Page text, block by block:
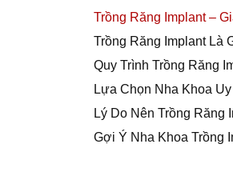
Trồng Răng Implant –
Trồng Răng Implant Là
Quy Trình Trồng Răng
Lựa Chọn Nha Khoa
Lý Do Nên Trồng Răng
Gợi Ý Nha Khoa Trồng